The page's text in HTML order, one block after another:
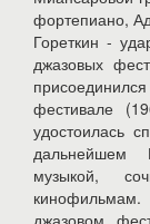
фортепиано,
Гореткин -
джазовых
фестивале
удостоилась
дальнейшем
музыкой,
джазовом